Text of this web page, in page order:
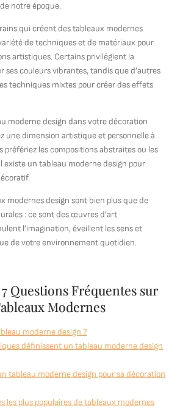
notre époque.
qui créent des tableaux modernes
de techniques et de matériaux pour
artistiques. Certains privilégient la
ses couleurs vibrantes, tandis que d’autres
techniques mixtes pour créer des effets
moderne design dans votre décoration
une dimension artistique et personnelle à
préfériez les compositions abstraites ou les
existe un tableau moderne design pour
modernes design sont bien plus que de
: ce sont des œuvres d’art
l’imagination, éveillent les sens et
de votre environnement quotidien.
Questions Fréquentes sur
Modernes
moderne design ?
définissent un tableau moderne design
tableau moderne design pour sa décoration
les plus populaires de tableaux modernes